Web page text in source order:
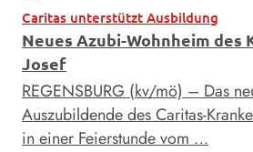
Caritas unterstützt Ausbildung
Neues Azubi-Wohnheim des
Josef
REGENSBURG (kv/mö) – Das
Auszubildende des Caritas-
in einer Feierstunde vom …